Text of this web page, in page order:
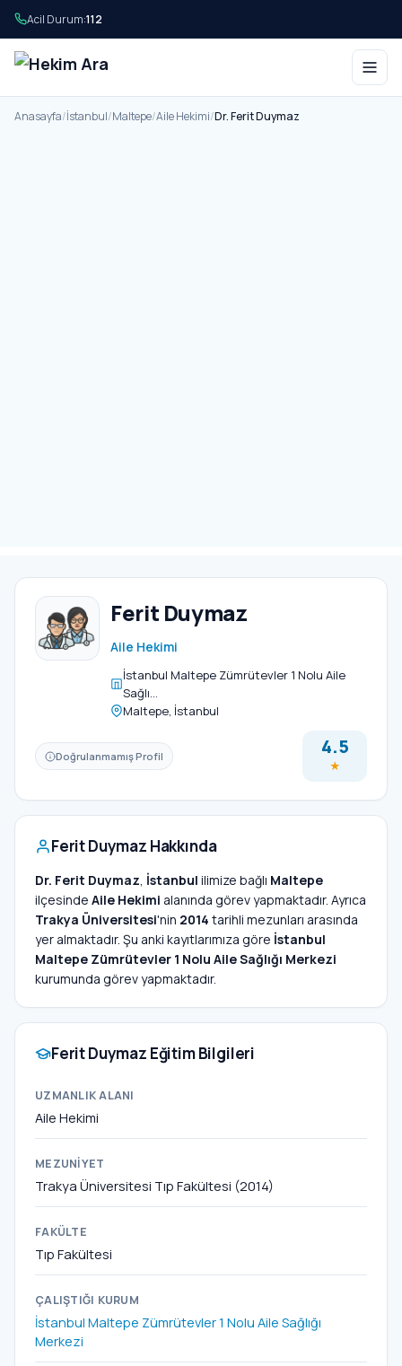
Acil Durum:112
Anasayfa/İstanbul/Maltepe/Aile Hekimi/Dr. Ferit Duymaz
Ferit Duymaz
Aile Hekimi
İstanbul Maltepe Zümrütevler 1 Nolu Aile
Sağlı…
Maltepe, İstanbul
Doğrulanmamış Profil 4.5
★
Ferit Duymaz Hakkında
Dr. Ferit Duymaz, İstanbul ilimize bağlı Maltepe
ilçesinde Aile Hekimi alanında görev yapmaktadır. Ayrıca
Trakya Üniversitesi'nin 2014 tarihli mezunları arasında
yer almaktadır. Şu anki kayıtlarımıza göre İstanbul
Maltepe Zümrütevler 1 Nolu Aile Sağlığı Merkezi
kurumunda görev yapmaktadır.
Ferit Duymaz Eğitim Bilgileri
UZMANLIK ALANI
Aile Hekimi
MEZUNIYET
Trakya Üniversitesi Tıp Fakültesi (2014)
FAKÜLTE
Tıp Fakültesi
ÇALIŞTIĞI KURUM
İstanbul Maltepe Zümrütevler 1 Nolu Aile Sağlığı
Merkezi